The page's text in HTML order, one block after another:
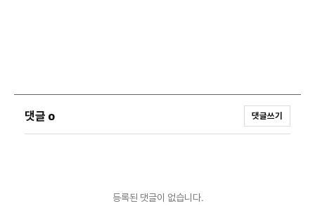
댓글 0 댓글쓰기
등록된 댓글이 없습니다.